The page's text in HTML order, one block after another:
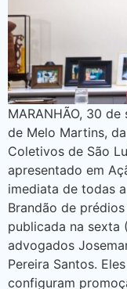
MARANHÃO, 30
de Melo Martins,
Coletivos de São
apresentado em
imediata de todas
Brandão de
publicada na sexta
advogados
Pereira Santos.
configuram